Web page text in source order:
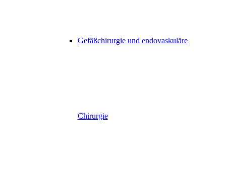
Gefäßchirurgie und endovaskuläre
Chirurgie